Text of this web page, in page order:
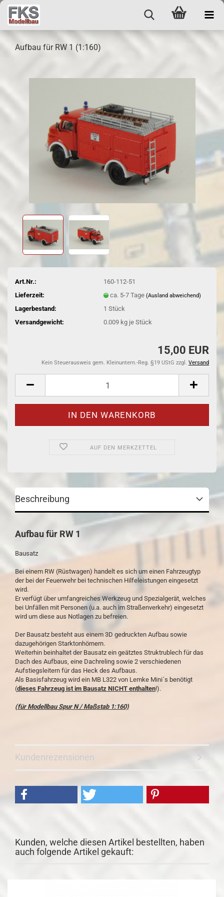
Aufbau für RW 1 (1:160)
Art.Nr.:
160-112-51
Lieferzeit:
ca. 5-7 Tage (Ausland abweichend)
Lagerbestand: 1 Stück
Versandgewicht:
0.009kg je Stück
15,00 EUR
Kein Steuerausweis gem. Kleinuntern.-Reg. §19 UStG zzgl. Versand
AUF DEN MERKZETTEL
Beschreibung
Aufbau für RW 1
Bausatz
Bei einem RW (Rüstwagen) handelt es sich um einen Fahrzeugtyp
der bei der Feuerwehr bei technischen Hilfeleistungen eingesetzt
wird.
Er verfügt über umfangreiches Werkzeug und Spezialgerät, welches
bei Unfällen mit Personen (u.a. auch im Straßenverkehr) eingesetzt
wird um diese aus Notlagen zu befreien.
Der Bausatz besteht aus einem 3D gedruckten Aufbau sowie
dazugehörigen Starktonhörnern.
Weiterhin beinhaltet der Bausatz ein geätztes Struktrublech für das
Dach des Aufbaus, eine Dachreling sowie 2 verschiedenen
Aufstiegsleitern für das Heck des Aufbaus.
Als Basisfahrzeug wird ein MB L322 von Lemke Mini´s benötigt
(dieses Fahrzeug ist im Bausatz NICHT enthalten!).
(für Modellbau Spur N / Maßstab 1:160)
Kundenrezensionen
Kunden, welche diesen Artikel bestellten, haben
auch folgende Artikel gekauft: